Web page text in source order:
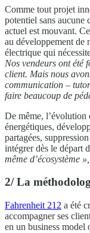
Comme tout projet
potentiel sans aucune
actuel est mouvant.
au développement de
électrique qui
Nos vendeurs ont été
client. Mais nous
communication –
faire beaucoup de
De même, l’évolution
énergétiques,
partagées,
intégrer dès le départ
même d’écosystème »,
2/ La
Fahrenheit 212 a été
accompagner ses
en un business